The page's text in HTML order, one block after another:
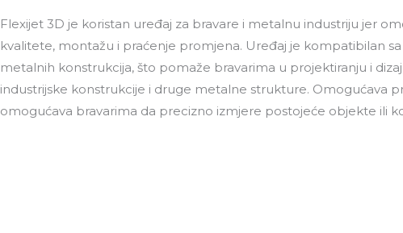
Flexijet 3D je koristan uređaj za bravare i metalnu industriju jer
kvalitete, montažu i praćenje promjena. Uređaj je kompatibilan
metalnih konstrukcija, što pomaže bravarima u projektiranju i
industrijske konstrukcije i druge metalne strukture. Omogućava
omogućava bravarima da precizno izmjere postojeće objekte ili